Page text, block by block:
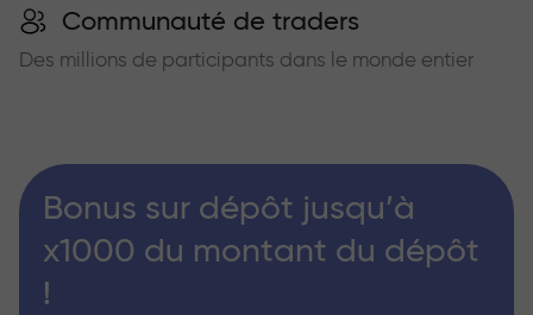
Communauté de traders
Des millions de participants dans le monde entier
Bonus sur dépôt jusqu’à
x1000 du montant du dépôt
!